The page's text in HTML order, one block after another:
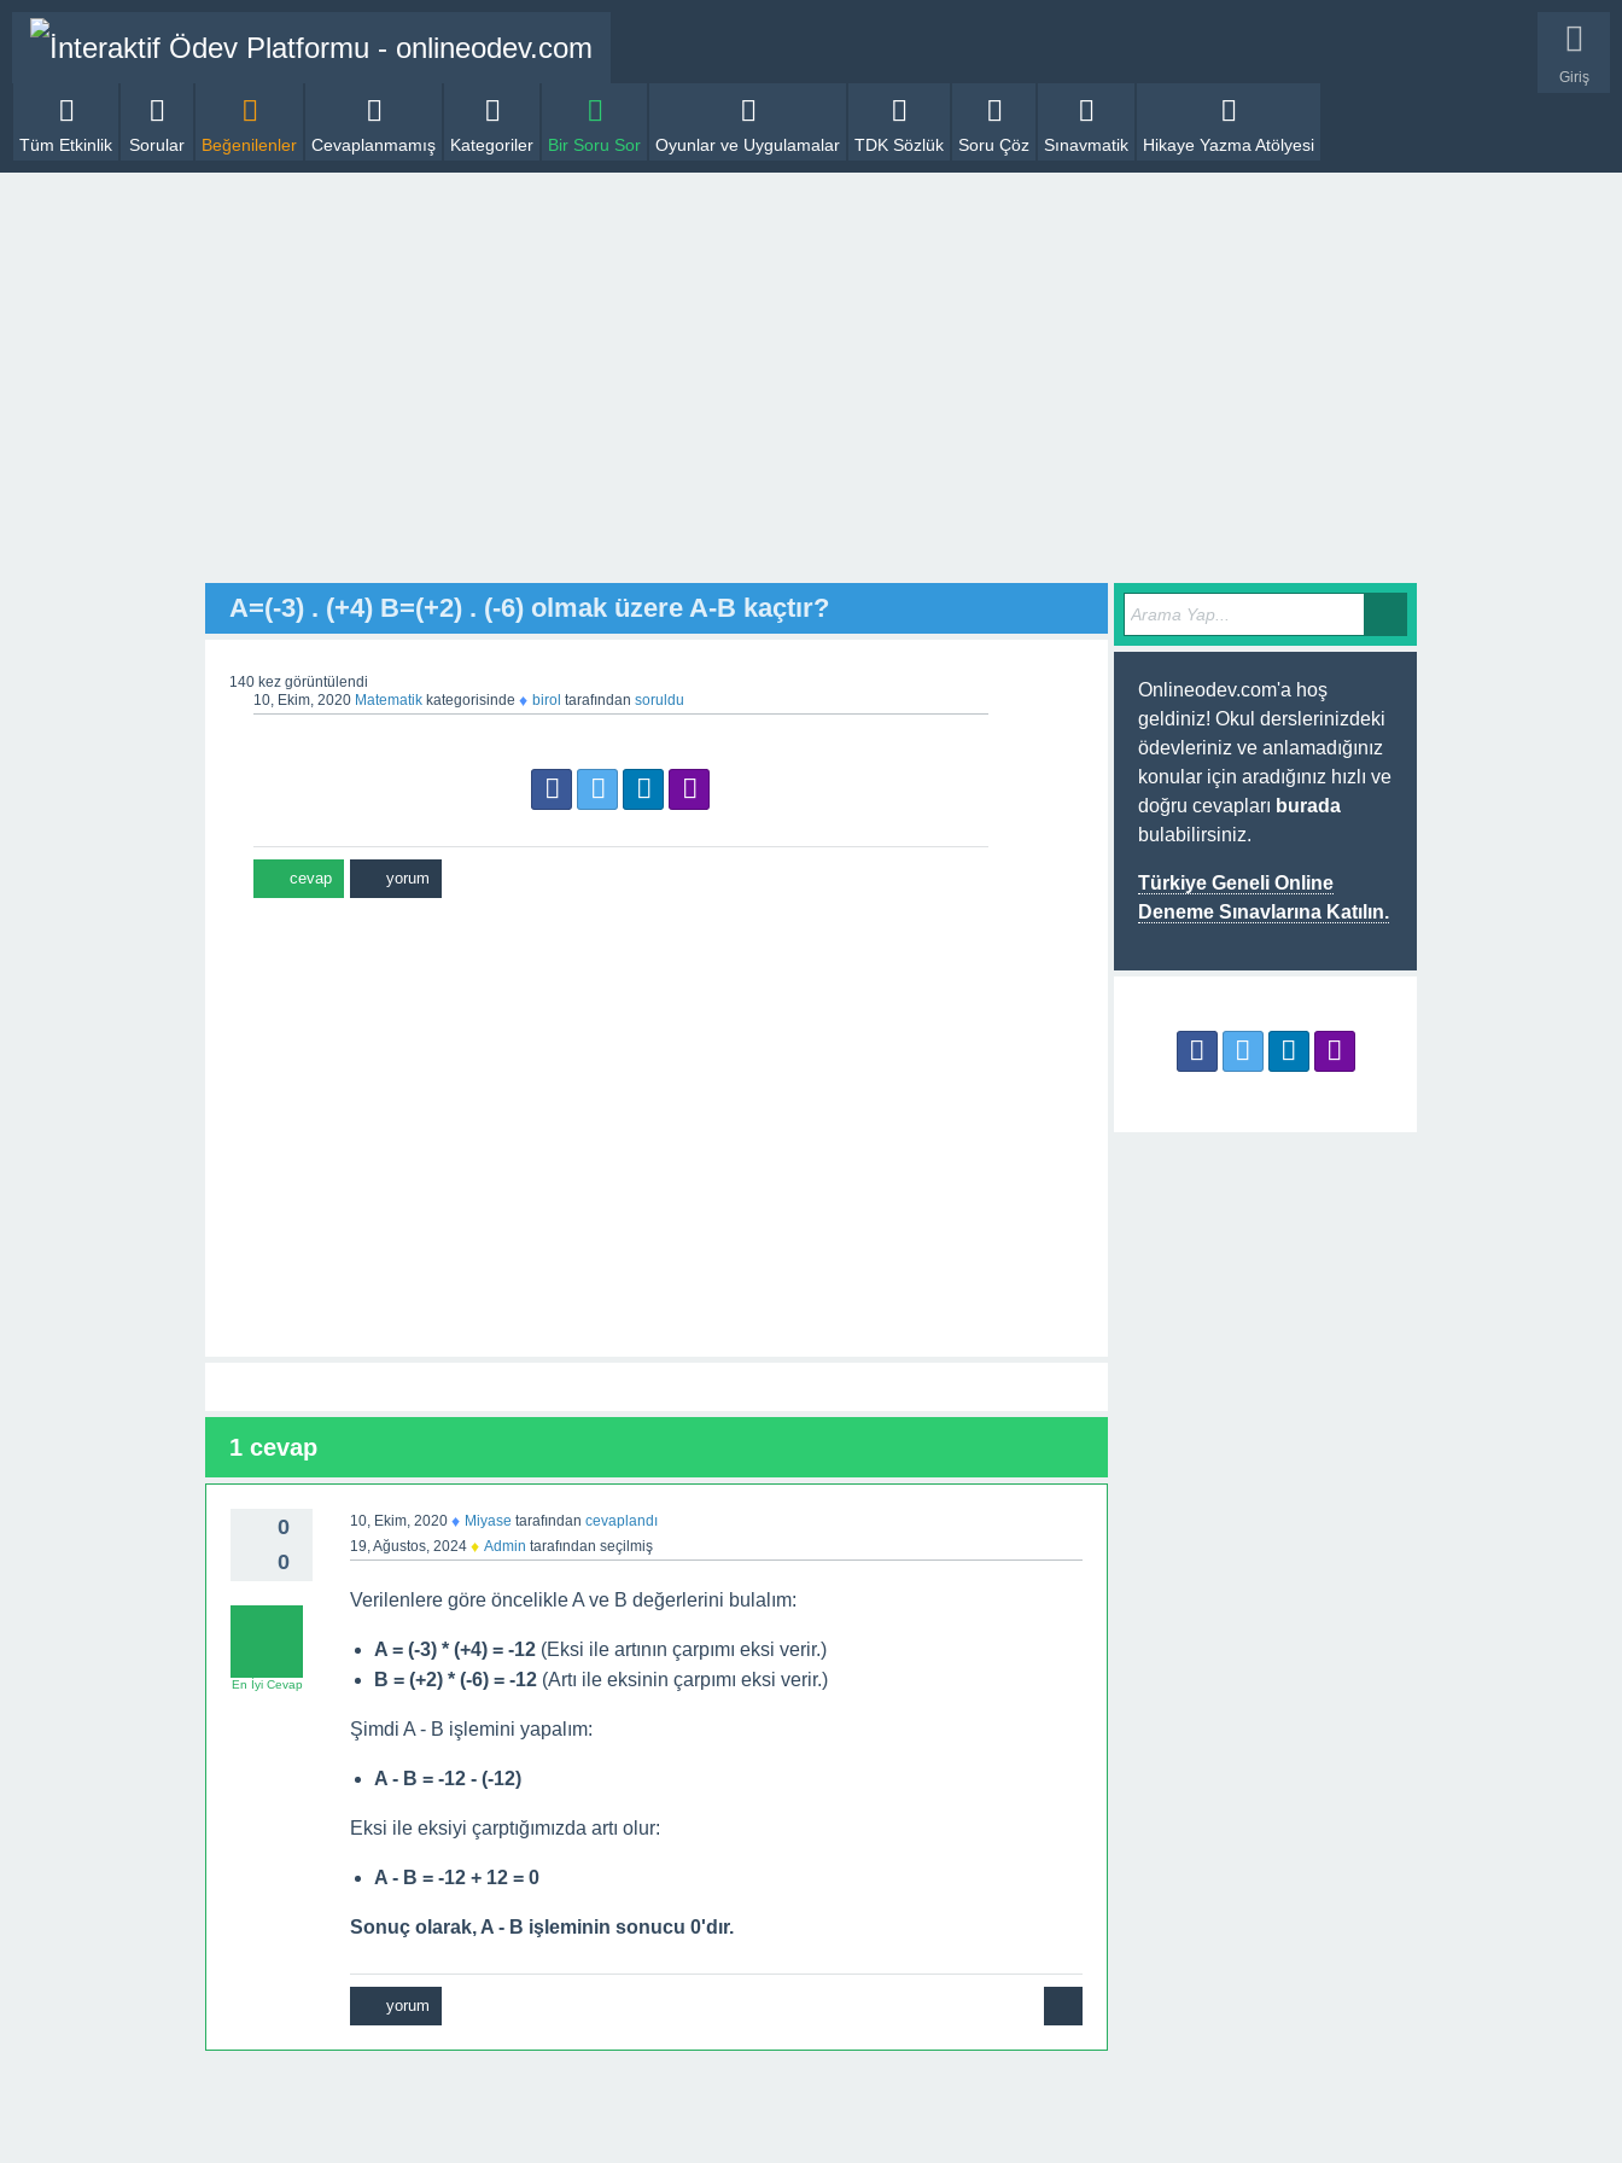
Giriş
Tüm Etkinlik Sorular Beğenilenler Cevaplanmamış Kategoriler Bir Soru Sor Oyunlar ve Uygulamalar TDK Sözlük Soru Çöz Sınavmatik Hikaye Yazma Atölyesi
A=(-3) . (+4) B=(+2) . (-6) olmak üzere A-B kaçtır?
140 kez görüntülendi
10, Ekim, 2020 Matematik kategorisinde ♦ birol tarafından soruldu
1 cevap
0
0
10, Ekim, 2020 ♦ Miyase tarafından cevaplandı
19, Ağustos, 2024 ♦ Admin tarafından seçilmiş
En İyi Cevap
Verilenlere göre öncelikle A ve B değerlerini bulalım:
A = (-3) * (+4) = -12(Eksi ile artının çarpımı eksi verir.)
B = (+2) * (-6) = -12(Artı ile eksinin çarpımı eksi verir.)
Şimdi A - B işlemini yapalım:
A - B = -12 - (-12)
Eksi ile eksiyi çarptığımızda artı olur:
A - B = -12 + 12 = 0
Sonuç olarak, A - B işleminin sonucu 0'dır.
Onlineodev.com'a hoş
geldiniz! Okul derslerinizdeki
ödevleriniz ve anlamadığınız
konular için aradığınız hızlı ve
doğru cevapları burada
bulabilirsiniz.
Türkiye Geneli Online
Deneme Sınavlarına Katılın.